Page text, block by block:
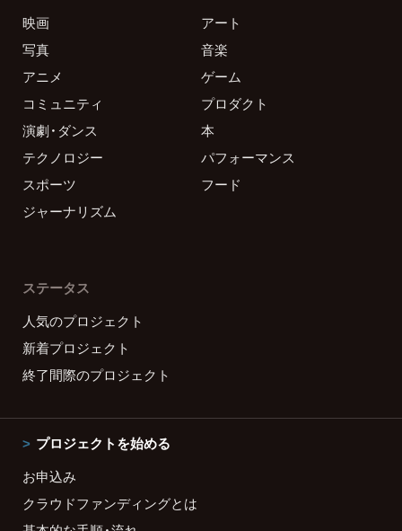
映画
アート
写真
音楽
アニメ
ゲーム
コミュニティ
プロダクト
演劇・ダンス
本
テクノロジー
パフォーマンス
スポーツ
フード
ジャーナリズム
ステータス
人気のプロジェクト
新着プロジェクト
終了間際のプロジェクト
プロジェクトを始める
お申込み
クラウドファンディングとは